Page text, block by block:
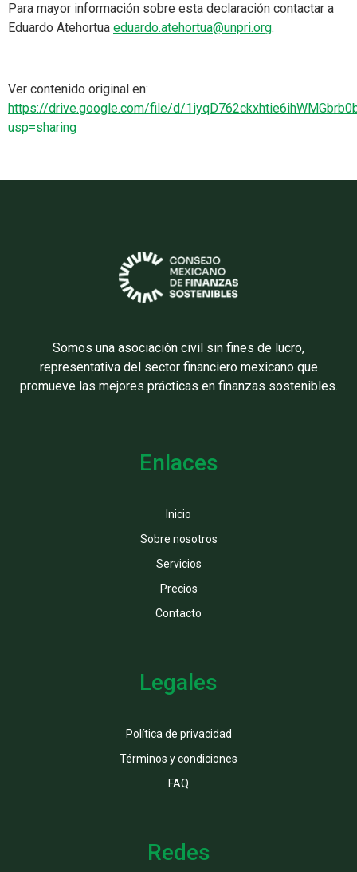
Para mayor información sobre esta declaración contactar a
Eduardo Atehortua eduardo.atehortua@unpri.org.
Ver contenido original en:
https://drive.google.com/file/d/
usp=sharing
Somos una asociación civil sin fines de lucro,
representativa del sector financiero mexicano que
promueve las mejores prácticas en finanzas sostenibles.
Enlaces
Inicio
Sobre nosotros
Servicios
Precios
Contacto
Legales
Política de privacidad
Términos y condiciones
FAQ
Redes